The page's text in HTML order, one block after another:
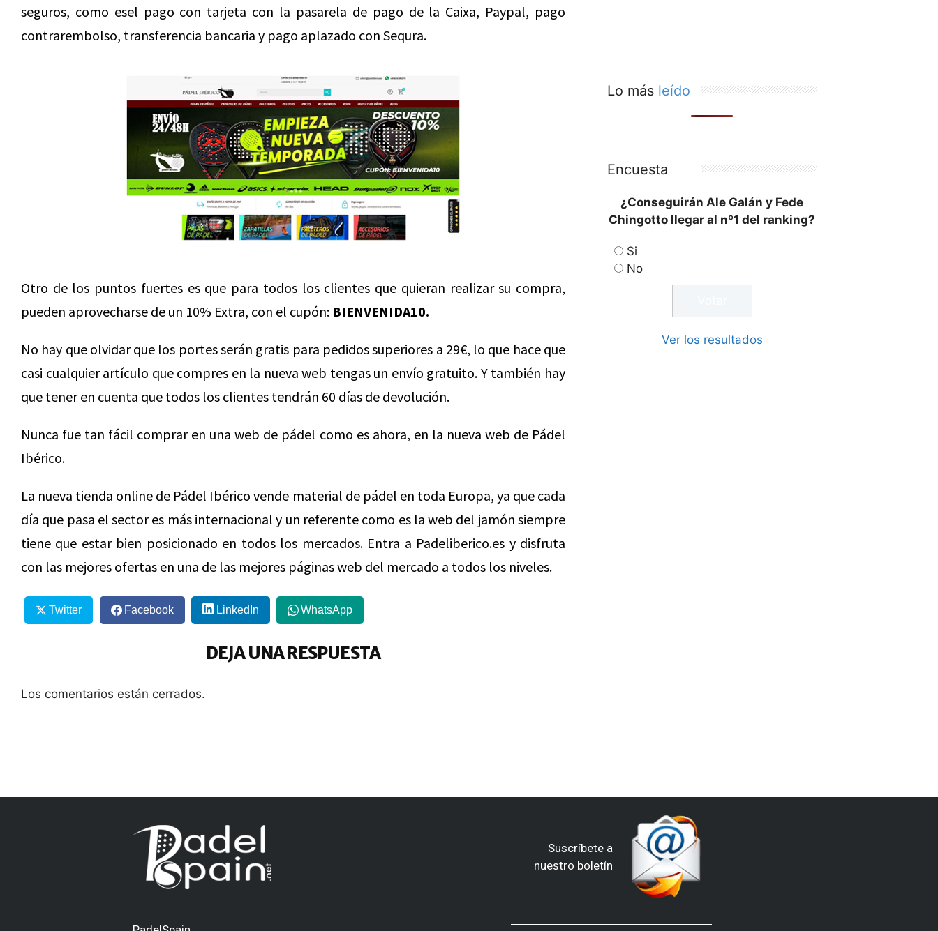
seguros, como esel pago con tarjeta con la pasarela de pago de la Caixa, Paypal, pago
contrarembolso, transferencia bancaria y pago aplazado con Sequra.
Otro de los puntos fuertes es que para todos los clientes que quieran realizar su compra,
pueden aprovecharse de un 10% Extra, con el cupón: BIENVENIDA10.
No hay que olvidar que los portes serán gratis para pedidos superiores a 29€, lo que hace que
casi cualquier artículo que compres en la nueva web tengas un envío gratuito. Y también hay
que tener en cuenta que todos los clientes tendrán 60 días de devolución.
Nunca fue tan fácil comprar en una web de pádel como es ahora, en la nueva web de Pádel
Ibérico.
La nueva tienda online de Pádel Ibérico vende material de pádel en toda Europa, ya que cada
día que pasa el sector es más internacional y un referente como es la web del jamón siempre
tiene que estar bien posicionado en todos los mercados. Entra a Padeliberico.es y disfruta
con las mejores ofertas en una de las mejores páginas web del mercado a todos los niveles.
Twitter Facebook LinkedIn WhatsApp
DEJA UNA RESPUESTA
Los comentarios están cerrados.
Lo más leído
Encuesta
¿Conseguirán Ale Galán y Fede
Chingotto llegar al nº1 del ranking?
Si
No
Ver los resultados
Suscríbete a
nuestro boletín